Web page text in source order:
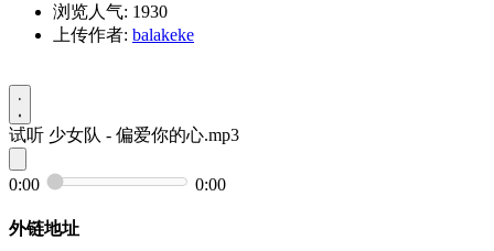
浏览人气: 1930
上传作者: balakeke
试听 少女队 - 偏爱你的心.mp3
0:00 0:00
外链地址